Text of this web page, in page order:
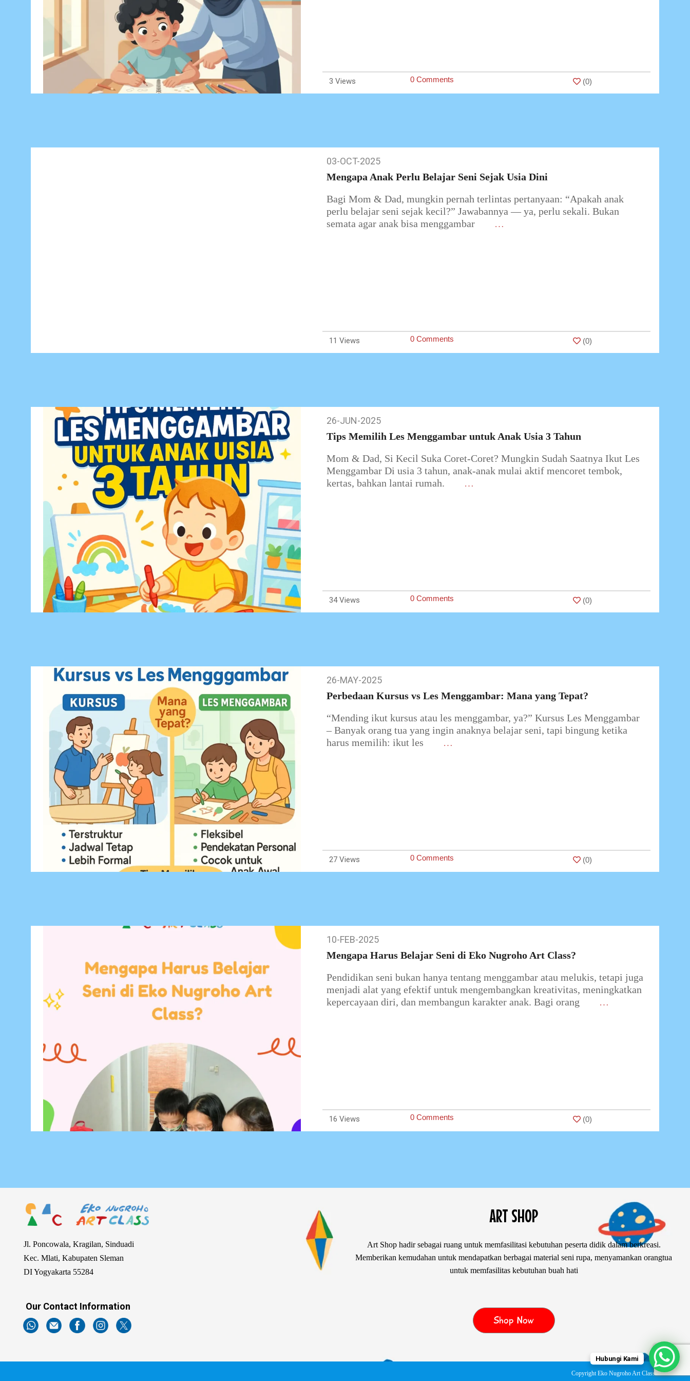
3 0 Comments (0)
Oct-
03-OCT-2025
Mengapa Anak Perlu Belajar Seni Sejak Usia Dini
Bagi Mom & Dad, mungkin pernah terlintas pertanyaan: “Apakah anak
perlu belajar seni sejak kecil?” Jawabannya — ya, perlu sekali. Bukan
semata agar anak bisa menggambar
…
11 0 Comments (0)
Jun-
26-JUN-2025
Tips Memilih Les Menggambar untuk Anak Usia 3 Tahun
Mom & Dad, Si Kecil Suka Coret-Coret? Mungkin Sudah Saatnya Ikut Les
Menggambar Di usia 3 tahun, anak-anak mulai aktif mencoret tembok,
kertas, bahkan lantai rumah.
…
34 0 Comments (0)
May-
26-MAY-2025
Perbedaan Kursus vs Les Menggambar: Mana yang Tepat?
“Mending ikut kursus atau les menggambar, ya?” Kursus Les Menggambar
– Banyak orang tua yang ingin anaknya belajar seni, tapi bingung ketika
harus memilih: ikut les
…
27 0 Comments (0)
Feb-
10-FEB-2025
Mengapa Harus Belajar Seni di Eko Nugroho Art Class?
Pendidikan seni bukan hanya tentang menggambar atau melukis, tetapi juga
menjadi alat yang efektif untuk mengembangkan kreativitas, meningkatkan
kepercayaan diri, dan membangun karakter anak. Bagi orang
…
16 0 Comments (0)
Jl. Poncowala, Kragilan, Sinduadi
Kec. Mlati, Kabupaten Sleman
DI Yogyakarta 55284
Our Contact Information
ART SHOP
Art Shop hadir sebagai ruang untuk memfasilitasi kebutuhan peserta didik dalam berkreasi.
Memberikan kemudahan untuk mendapatkan berbagai material seni rupa, menyamankan orangtua
untuk memfasilitas kebutuhan buah hati
Shop Now
Copyright Eko Nugroho Art Class
Hubungi Kami